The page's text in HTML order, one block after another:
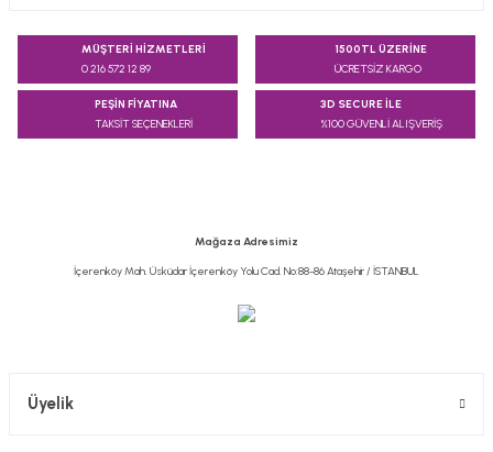
konularda yetersiz gördüğünüz noktaları öneri formunu
kullanarak tarafımıza iletebilirsiniz.
Ürün resmi kalitesiz, bozuk veya görüntülenemiyor.
MÜŞTERİ HİZMETLERİ
0 216 572 12 89
1500TL ÜZERİNE
ÜCRETSİZ KARGO
PEŞİN FİYATINA
TAKSİT SEÇENEKLERİ
3D SECURE İLE
%100 GÜVENLİ ALIŞVERİŞ
Mağaza Adresimiz
İçerenköy Mah. Üsküdar İçerenköy Yolu Cad. No:88-86 Ataşehir / İSTANBUL
Üyelik